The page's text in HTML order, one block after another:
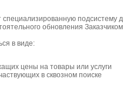
подсистему
обновления
в виде:
цены на товары или услуги
в сквозном поиске